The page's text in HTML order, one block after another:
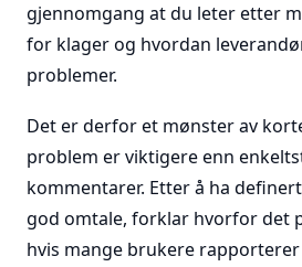
gjennomgang at du leter etter
for klager og hvordan
problemer.
Det er derfor et mønster av
problem er viktigere enn
kommentarer. Etter å ha
god omtale, forklar hvorfor det
hvis mange brukere